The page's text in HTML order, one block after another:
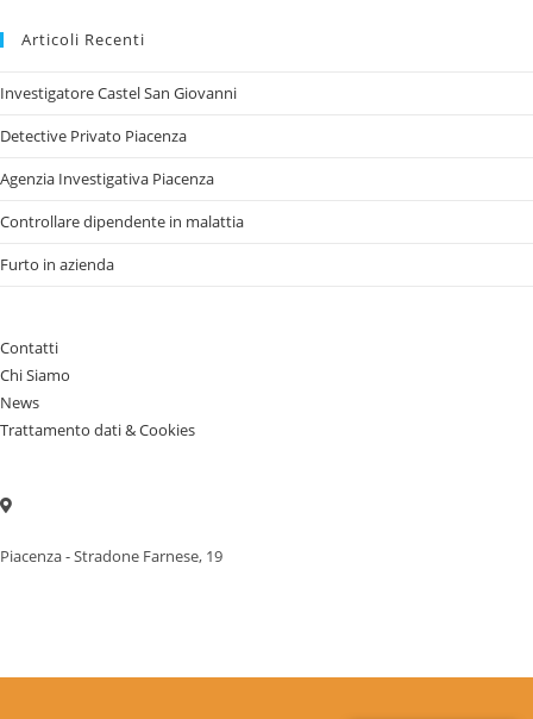
Articoli Recenti
Investigatore Castel San Giovanni
Detective Privato Piacenza
Agenzia Investigativa Piacenza
Controllare dipendente in malattia
Furto in azienda
Contatti
Chi Siamo
News
Trattamento dati & Cookies
Piacenza - Stradone Farnese, 19